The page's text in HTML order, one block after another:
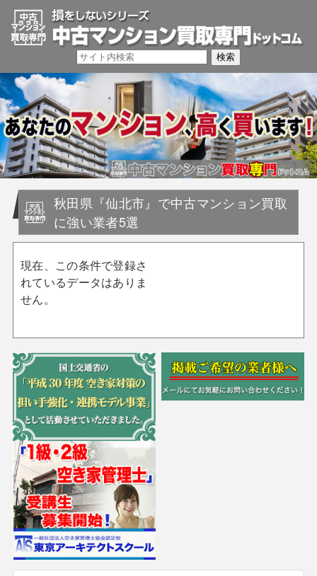
秋田県『仙北市』で中古マンション買取
に強い業者5選
現在、この条件で登録さ
れているデータはありま
せん。